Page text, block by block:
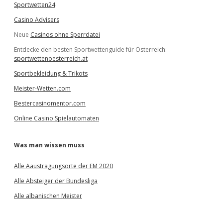
Sportwetten24
Casino Advisers
Neue Casinos ohne Sperrdatei
Entdecke den besten Sportwettenguide für Österreich:
sportwettenoesterreich.at
Sportbekleidung & Trikots
Meister-Wetten.com
Bestercasinomentor.com
Online Casino Spielautomaten
Was man wissen muss
Alle Aaustragungsorte der EM 2020
Alle Absteiger der Bundesliga
Alle albanischen Meister